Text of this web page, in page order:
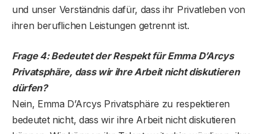
und unser Verständnis dafür, dass ihr Privatleben von
ihren beruflichen Leistungen getrennt ist.
Frage 4: Bedeutet der Respekt für Emma D’Arcys
Privatsphäre, dass wir ihre Arbeit nicht diskutieren
dürfen?
Nein, Emma D’Arcys Privatsphäre zu respektieren
bedeutet nicht, dass wir ihre Arbeit nicht diskutieren